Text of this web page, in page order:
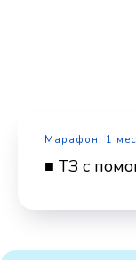
Марафон, 1
■ ТЗ с